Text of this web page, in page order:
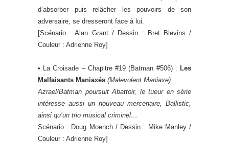
d’absorber puis relâcher les pouvoirs de son
adversaire, se dresseront face à lui.
[Scénario : Alan Grant / Dessin : Bret Blevins /
Couleur : Adrienne Roy]
• La Croisade – Chapitre #19 (Batman #506) : Les
Malfaisants Maniaxés (Malevolent Maniaxe)
Azrael/Batman poursuit Abattoir, le tueur en série
intéresse aussi un nouveau mercenaire, Ballistic,
ainsi qu’un trio musical criminel…
Scénario : Doug Moench / Dessin : Mike Manley /
Couleur : Adrienne Roy]